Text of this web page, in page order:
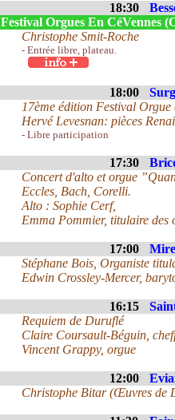
18:30
Festival Orgues En CéVennes
Christophe Smit-Roche
- Entrée libre, plateau.
18:00
17ème édition Festival Orgue
Hervé Levesnan: pièces
- Libre participation
17:30
Concert d'alto et orgue
Eccles, Bach, Corelli.
Alto : Sophie Cerf,
Emma Pommier, titulaire des
17:00
Stéphane Bois, Organiste
Edwin Crossley-Mercer,
16:15
Requiem de Duruflé
Claire Coursault-Béguin,
Vincent Grappy, orgue
12:00
Christophe Bitar (Œuvres de